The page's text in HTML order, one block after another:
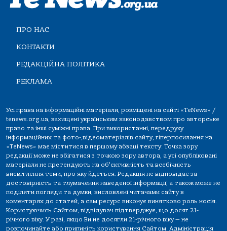
ПРО НАС
КОНТАКТИ
РЕДАКЦІЙНА ПОЛІТИКА
РЕКЛАМА
Усі права на інформаційні матеріали, розміщені на сайті «TeNews» /
tenews.org.ua, захищені українським законодавством про авторське
право та інші суміжні права. При використанні, передруку
інформаційних та фото-,відеоматеріалів сайту, гіперпосилання на
«TeNews» має міститися в першому абзаці тексту. Точка зору
редакції може не збігатися з точкою зору автора, а усі опубліковані
матеріали не претендують на об'єктивність та всебічність
висвітлення теми, про яку йдеться. Редакція не відповідає за
достовірність та тлумачення наведеної інформації, а також може не
поділяти погляди та думки, висловлені читачами сайту в
коментарях до статей, а сам ресурс виконує винятково роль носія.
Користуючись Сайтом, відвідувач підтверджує, що досяг 21-
річного віку. У разі, якщо Ви не досягли 21-річного віку — не
розпочинайте або припиніть користування Сайтом. Адміністрація